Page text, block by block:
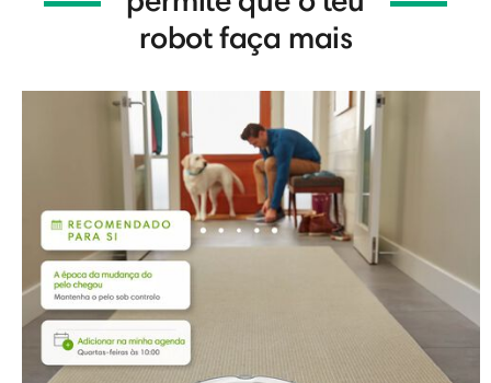
robot faça mais